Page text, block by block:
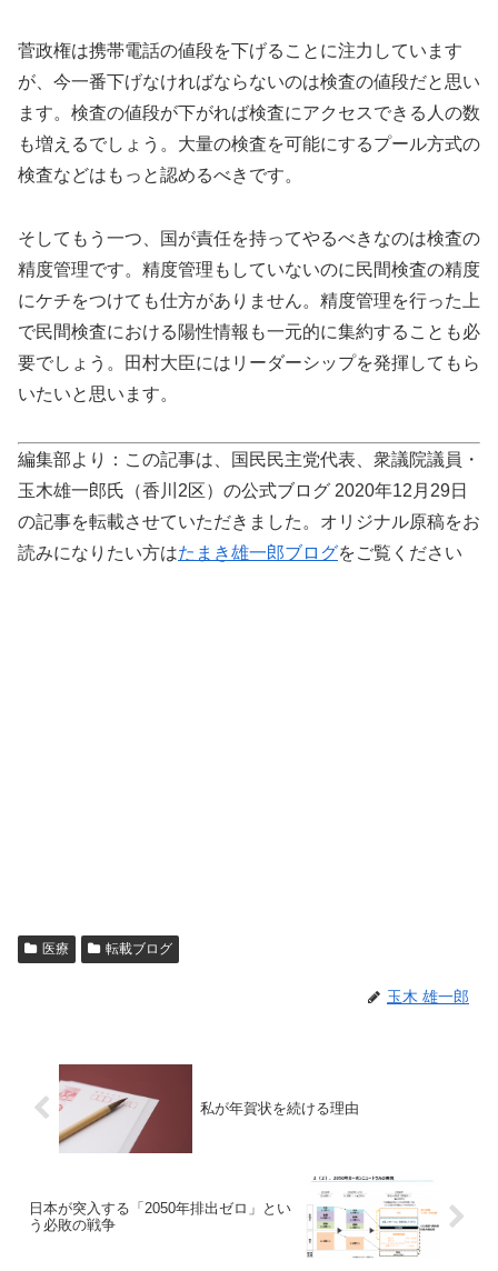
菅政権は携帯電話の値段を下げることに注力しています
が、今一番下げなければならないのは検査の値段だと思い
ます。検査の値段が下がれば検査にアクセスできる人の数
も増えるでしょう。大量の検査を可能にするプール方式の
検査などはもっと認めるべきです。
そしてもう一つ、国が責任を持ってやるべきなのは検査の
精度管理です。精度管理もしていないのに民間検査の精度
にケチをつけても仕方がありません。精度管理を行った上
で民間検査における陽性情報も一元的に集約することも必
要でしょう。田村大臣にはリーダーシップを発揮してもら
いたいと思います。
編集部より：この記事は、国民民主党代表、衆議院議員・
玉木雄一郎氏（香川2区）の公式ブログ 2020年12月29日
の記事を転載させていただきました。オリジナル原稿をお
読みになりたい方はたまき雄一郎ブログをご覧ください
医療 転載ブログ
玉木 雄一郎
私が年賀状を続ける理由
日本が突入する「2050年排出ゼロ」とい
う必敗の戦争